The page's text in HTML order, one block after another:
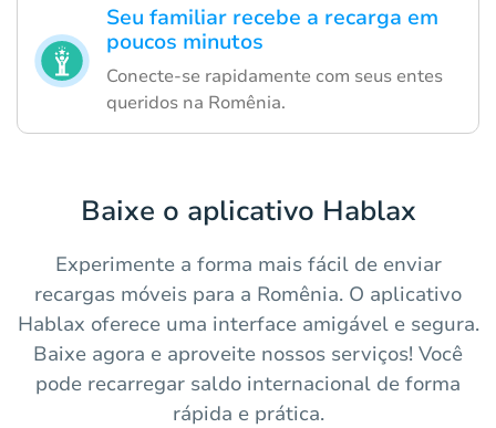
Seu familiar recebe a recarga em
poucos minutos
Conecte-se rapidamente com seus entes
queridos na Romênia.
Baixe o aplicativo Hablax
Experimente a forma mais fácil de enviar
recargas móveis para a Romênia. O aplicativo
Hablax oferece uma interface amigável e segura.
Baixe agora e aproveite nossos serviços! Você
pode recarregar saldo internacional de forma
rápida e prática.